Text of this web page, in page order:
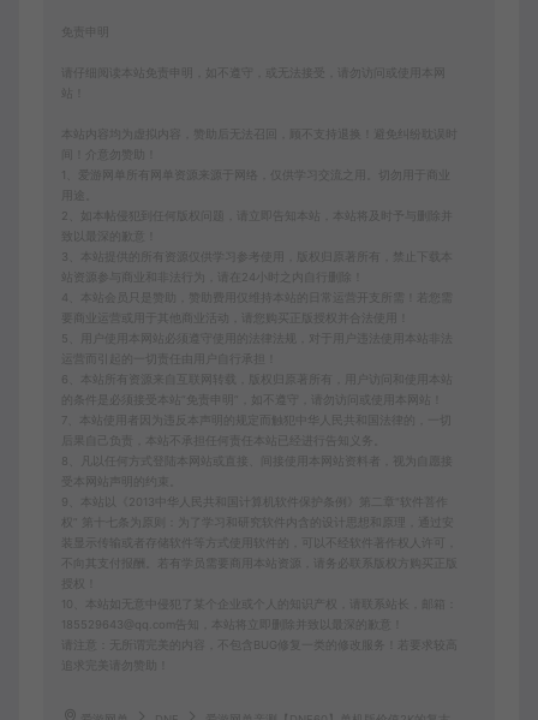
免责申明
请仔细阅读本站免责申明，如不遵守，或无法接受，请勿访问或使用本网
本站内容均为虚拟内容，赞助后无法召回，顾不支持退换！避免纠纷耽误时
间！介意勿赞助！
1、爱游网单所有网单资源来源于网络，仅供学习交流之用。切勿用于商业
2、如本帖侵犯到任何版权问题，请立即告知本站，本站将及时予与删除并
致以最深的歉意！
3、本站提供的所有资源仅供学习参考使用，版权归原著所有，禁止下载本
站资源参与商业和非法行为，请在24小时之内自行删除！
4、本站会员只是赞助，赞助费用仅维持本站的日常运营开支所需！若您需
要商业运营或用于其他商业活动，请您购买正版授权并合法使用！
5、用户使用本网站必须遵守使用的法律法规，对于用户违法使用本站非法
6、本站所有资源来自互联网转载，版权归原著所有，用户访问和使用本站
的条件是必须接受本站“免责申明”，如不遵守，请勿访问或使用本网站！
7、本站使用者因为违反本声明的规定而触犯中华人民共和国法律的，一切
后果自己负责，本站不承担任何责任本站已经进行告知义务。
8、凡以任何方式登陆本网站或直接、间接使用本网站资料者，视为自愿接
受本网站声明的约束。
9、本站以《2013中华人民共和国计算机软件保护条例》第二章"软件菩作
权” 第十七条为原则：为了学习和研究软件内含的设计思想和原理，通过安
装显示传输或者存储软件等方式使用软件的，可以不经软件著作权人许可，
不向其支付报酬。若有学员需要商用本站资源，请务必联系版权方购买正版
10、本站如无意中侵犯了某个企业或个人的知识产权，请联系站长，邮箱：
185529643@qq.com告知，本站将立即删除并致以最深的歉意！
请注意：无所谓完美的内容，不包含BUG修复一类的修改服务！若要求较高
追求完美请勿赞助！